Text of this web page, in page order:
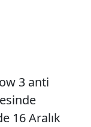
3 anti
16 Aralık